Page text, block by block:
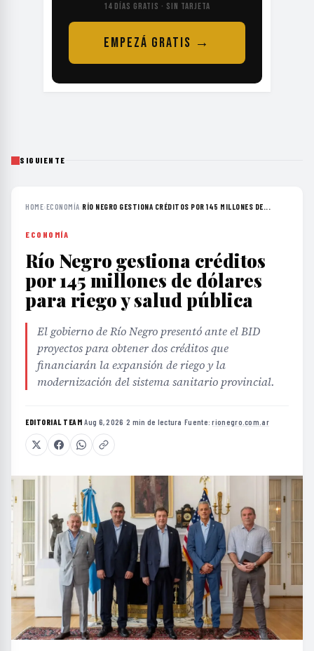
14 DÍAS GRATIS · SIN TARJETA
EMPEZÁ GRATIS →
SIGUIENTE
HOME›ECONOMÍA›RÍO NEGRO GESTIONA CRÉDITOS POR 145 MILLONES DE...
ECONOMÍA
Río Negro gestiona créditos
por 145 millones de dólares
para riego y salud pública
El gobierno de Río Negro presentó ante el BID
proyectos para obtener dos créditos que
financiarán la expansión de riego y la
modernización del sistema sanitario provincial.
EDITORIAL TEAM·Aug 6, 2026 ·2 min de lectura ·Fuente:rionegro.com.ar